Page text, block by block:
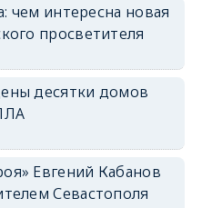
чем интересна новая
просветителя
десятки домов
Евгений Кабанов
Севастополя